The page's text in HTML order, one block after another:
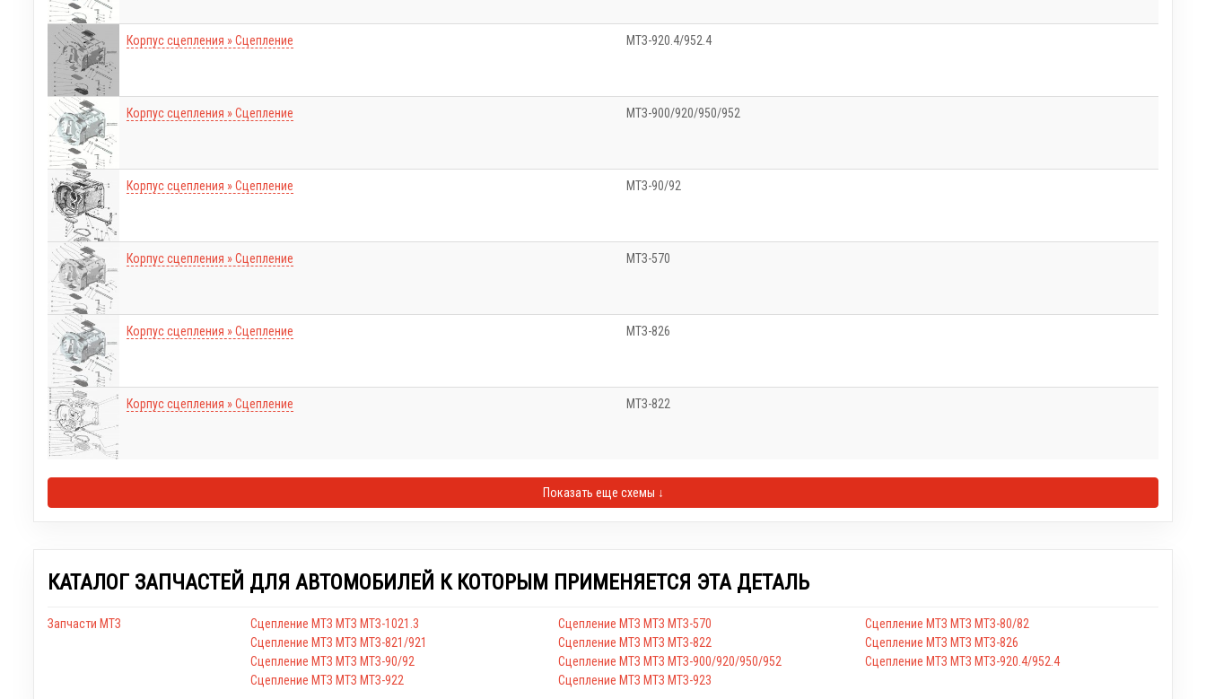
Корпус сцепления » Сцепление МТЗ-920.4/952.4
Корпус сцепления » Сцепление МТЗ-900/920/950/952
Корпус сцепления » Сцепление МТЗ-90/92
Корпус сцепления » Сцепление МТЗ-570
Корпус сцепления » Сцепление МТЗ-826
Корпус сцепления » Сцепление МТЗ-822
Показать еще схемы ↓
КАТАЛОГ ЗАПЧАСТЕЙ ДЛЯ АВТОМОБИЛЕЙ К КОТОРЫМ ПРИМЕНЯЕТСЯ ЭТА ДЕТАЛЬ
Запчасти МТЗ Сцепление МТЗ МТЗ МТЗ-1021.3 Сцепление МТЗ МТЗ МТЗ-570
Сцепление МТЗ МТЗ МТЗ-80/82
Сцепление МТЗ МТЗ МТЗ-821/921
Сцепление МТЗ МТЗ МТЗ-822
Сцепление МТЗ МТЗ МТЗ-826
Сцепление МТЗ МТЗ МТЗ-90/92
Сцепление МТЗ МТЗ МТЗ-900/920/950/952
Сцепление МТЗ МТЗ МТЗ-920.4/952.4
Сцепление МТЗ МТЗ МТЗ-922
Сцепление МТЗ МТЗ МТЗ-923